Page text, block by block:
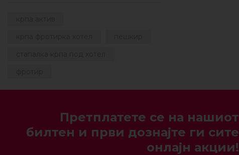
Претплатете се на нашиот
билтен и први дознајте ги сите
онлајн акции!